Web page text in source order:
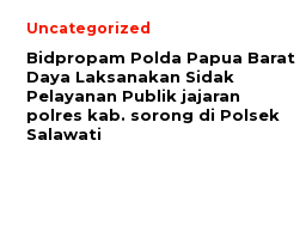
Uncategorized
Bidpropam Polda Papua Barat
Daya Laksanakan Sidak
Pelayanan Publik jajaran
polres kab. sorong di Polsek
Salawati